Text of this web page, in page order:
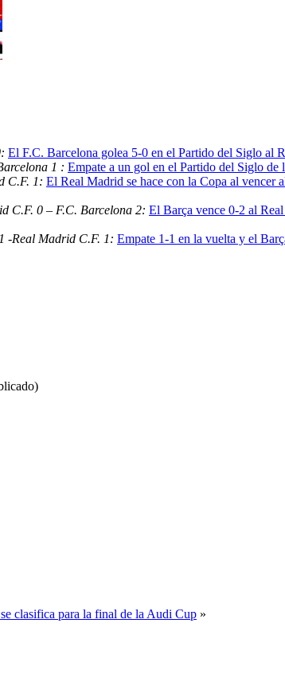
El F.C. Barcelona golea 5-0 en el Partido del Siglo al
1 : Empate a un gol en el Partido del Siglo de
C.F. 1: El Real Madrid se hace con la Copa al vencer
C.F. 0 – F.C. Barcelona 2: El Barça vence 0-2 al
-Real Madrid C.F. 1: Empate 1-1 en la vuelta y el
clasifica para la final de la Audi Cup »